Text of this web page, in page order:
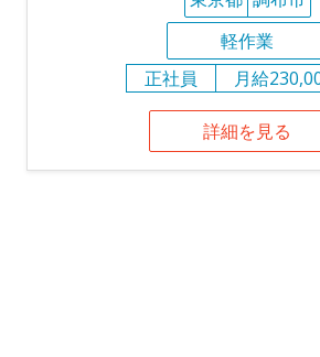
軽作業
正社員
月給
詳細を見る